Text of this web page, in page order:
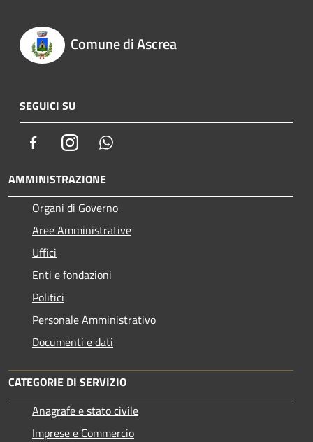
Comune di Ascrea
SEGUICI SU
FacebookInstagram
AMMINISTRAZIONE
Organi di Governo
Aree Amministrative
Uffici
Enti e fondazioni
Politici
Personale Amministrativo
Documenti e dati
CATEGORIE DI SERVIZIO
Anagrafe e stato civile
Imprese e Commercio